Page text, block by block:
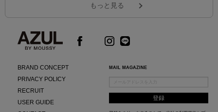
もっと見る
BRAND CONCEPT
PRIVACY POLICY
RECRUIT
USER GUIDE
MAIL MAGAZINE